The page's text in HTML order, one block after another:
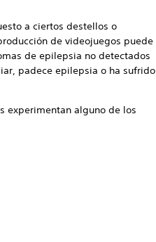
a ciertos destellos o
de videojuegos puede
de epilepsia no detectados
padece epilepsia o ha sufrido
experimentan alguno de los